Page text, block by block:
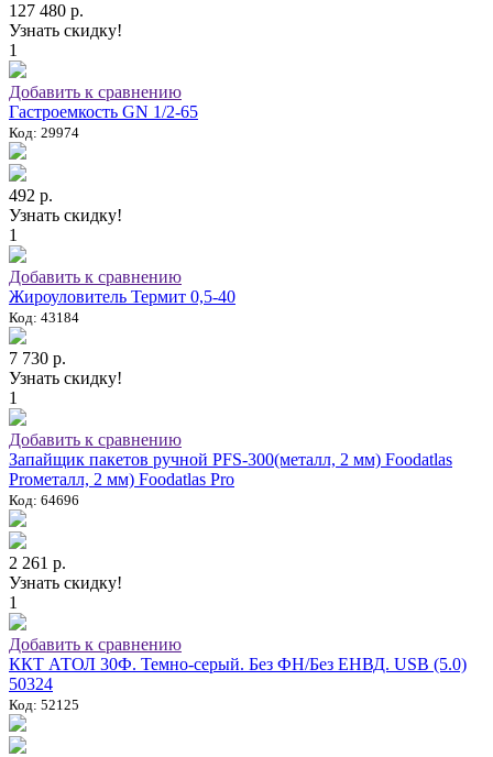
127 480 р.
Узнать скидку!
1
Добавить к сравнению
Гастроемкость GN 1/2-65
Код: 29974
492 р.
Узнать скидку!
1
Добавить к сравнению
Жироуловитель Термит 0,5-40
Код: 43184
7 730 р.
Узнать скидку!
1
Добавить к сравнению
Запайщик пакетов ручной PFS-300(металл, 2 мм) Foodatlas
Proметалл, 2 мм) Foodatlas Pro
Код: 64696
2 261 р.
Узнать скидку!
1
Добавить к сравнению
ККТ АТОЛ 30Ф. Темно-серый. Без ФН/Без ЕНВД. USB (5.0)
50324
Код: 52125